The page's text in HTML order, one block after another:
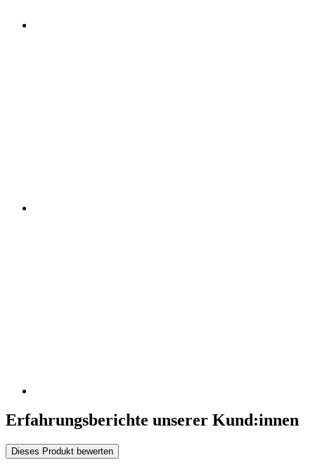
Erfahrungsberichte unserer Kund:innen
Dieses Produkt bewerten